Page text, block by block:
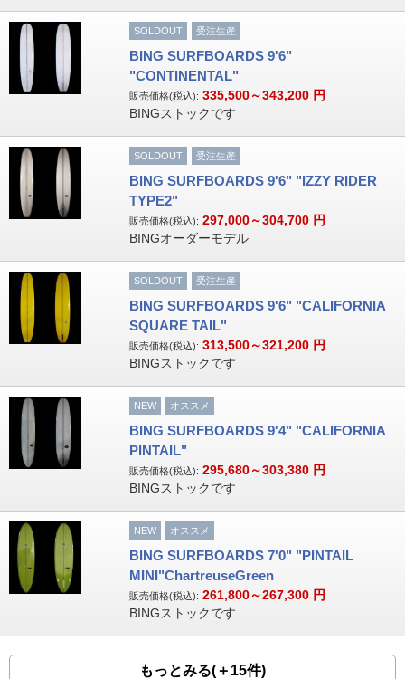
SOLDOUT 受注生産
BING SURFBOARDS 9'6"
"CONTINENTAL"
販売価格(税込): 335,500～343,200 円
BINGストックです
SOLDOUT 受注生産
BING SURFBOARDS 9'6" "IZZY RIDER
TYPE2"
販売価格(税込): 297,000～304,700 円
BINGオーダーモデル
SOLDOUT 受注生産
BING SURFBOARDS 9'6" "CALIFORNIA
SQUARE TAIL"
販売価格(税込): 313,500～321,200 円
BINGストックです
NEW オススメ
BING SURFBOARDS 9'4" "CALIFORNIA
PINTAIL"
販売価格(税込): 295,680～303,380 円
BINGストックです
NEW オススメ
BING SURFBOARDS 7'0" "PINTAIL
MINI"ChartreuseGreen
販売価格(税込): 261,800～267,300 円
BINGストックです
もっとみる(＋15件)